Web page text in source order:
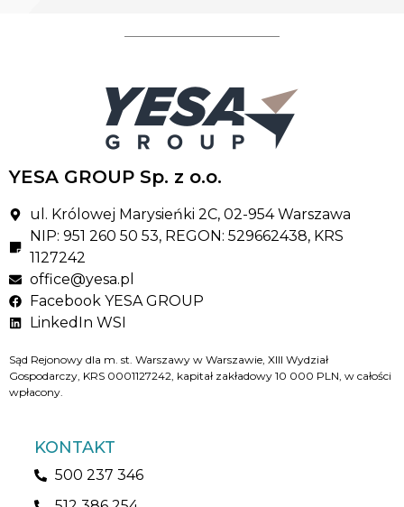
YESA GROUP Sp. z o.o.
ul. Królowej Marysieńki 2C, 02-954 Warszawa
NIP: 951 260 50 53, REGON: 529662438, KRS
1127242
office@yesa.pl
Facebook YESA GROUP
LinkedIn WSI
Sąd Rejonowy dla m. st. Warszawy w Warszawie, XIII Wydział
Gospodarczy, KRS 0001127242, kapitał zakładowy 10 000 PLN, w całości
wpłacony.
KONTAKT
500 237 346